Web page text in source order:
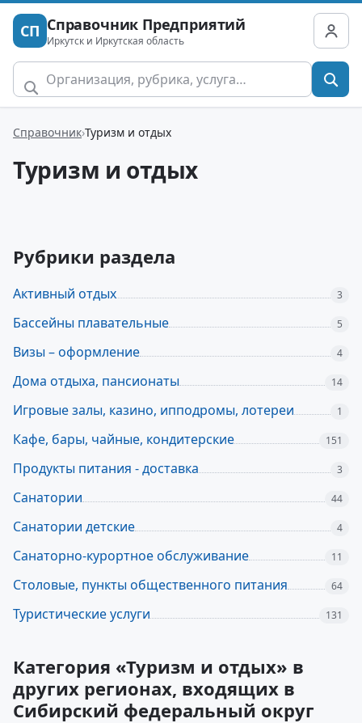
СП Справочник Предприятий
Иркутск и Иркутская область
Справочник Туризм и отдых
Туризм и отдых
Рубрики раздела
Активный отдых 3
Бассейны плавательные 5
Визы – оформление 4
Дома отдыха, пансионаты 14
Игровые залы, казино, ипподромы, лотереи 1
Кафе, бары, чайные, кондитерские 151
Продукты питания - доставка 3
Санатории 44
Санатории детские 4
Санаторно-курортное обслуживание 11
Столовые, пункты общественного питания 64
Туристические услуги 131
Категория «Туризм и отдых» в
других регионах, входящих в
Сибирский федеральный округ